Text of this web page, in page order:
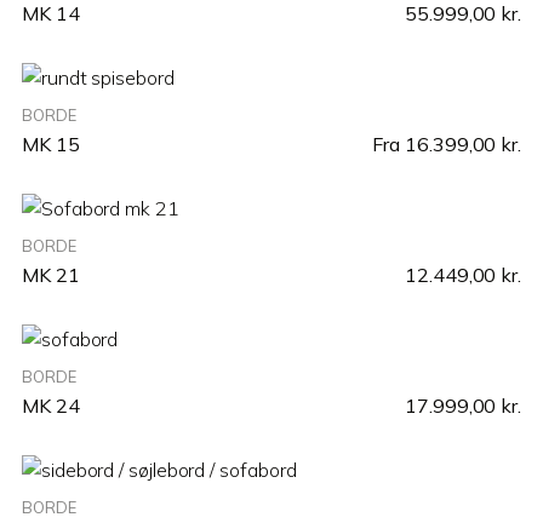
MK 14 55.999,00 kr.
BORDE
MK 15 Fra 16.399,00 kr.
BORDE
MK 21 12.449,00 kr.
BORDE
MK 24 17.999,00 kr.
BORDE